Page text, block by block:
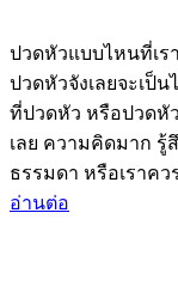
ปวดหัวแบบไหนที่เร
ปวดหัวจังเลยจะเป็
ที่ปวดหัว หรือปวดหั
เลย ความคิดมาก รู้
ธรรมดา หรือเราค
อ่านต่อ